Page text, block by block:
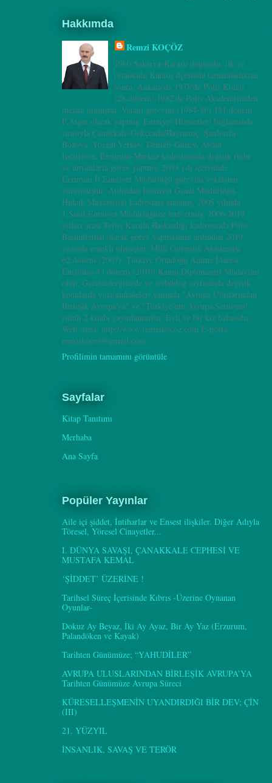
Hakkımda
Remzi KOÇÖZ
1960 Sakarya-Karasu doğumlu, ilk ve
ortaokulu Karasu ilçesinde tamamladıktan
sonra, Ankara’da 1978'de Polis Koleji
(28.dönem),1982'de Polis Akademisinden
mezun olmuştur. Vatani görevini (1984-86) 181.dönem
P.Atgm olarak yapmış. Emniyet Hizmetleri bağlamında
sırasıyla Çanakkale-Gökçeada/Bayramiç, Şanlıurfa-
Bozova, Yozgat-Yerköy, Denizli-Güney, Aydın-
İncirliova, Erzurum-Merkez kadrolarında değişik rütbe
ve unvanlarla görev yapmış; 2003 yılı içerisinde
Erzurum İl Emniyet Müdürlüğü görevini vekâleten
yürütmüştür. Ardından Emniyet Genel Müdürlüğü-
Hukuk Müşavirliği kadrosuna atanmış, 2005 yılında
1.Sınıf Emniyet Müdürlüğüne terfi etmiş; 2006-2019
yılları arası Teftiş Kurulu Başkanlığı kadrosunda Polis
Başmüfettişi olarak görev yapmasının ardından 2019
yazında emekli olmuştur. Milli Güvenlik Akademisi
62.dönem (2007), Türkiye Ortadoğu Amme İdaresi
Enstitüsü 43.dönem (2010) Kamu Diplomasisi Müdavimi
olup; Gazete/dergilerde ve web/blog sayfasında değişik
konularda yazı/makaleleri yanında "Avrupa Uluslarından
Birleşik Avrupa'ya" ve "Türkiye'nin Avrupa Serüveni"
isimli 2 kitabı yayınlanmıştır. Evli ve bir kız babasıdır.
Web sitesi: http://www.remzikocoz.com E-posta:
remzikocoz@gmail.com
Profilimin tamamını görüntüle
Sayfalar
Kitap Tanıtımı
Merhaba
Ana Sayfa
Popüler Yayınlar
Aile içi şiddet, İntiharlar ve Ensest ilişkiler. Diğer Adıyla
Töresel, Yöresel Cinayetler...
I. DÜNYA SAVAŞI, ÇANAKKALE CEPHESİ VE
MUSTAFA KEMAL
‘ŞİDDET’ ÜZERİNE !
Tarihsel Süreç İçerisinde Kıbrıs -Üzerine Oynanan
Oyunlar-
Dokuz Ay Beyaz, İki Ay Ayaz, Bir Ay Yaz (Erzurum,
Palandöken ve Kayak)
Tarihten Günümüze; “YAHUDİLER”
AVRUPA ULUSLARINDAN BİRLEŞİK AVRUPA’YA
Tarihten Günümüze Avrupa Süreci
KÜRESELLEŞMENİN UYANDIRDIĞI BİR DEV; ÇİN
(III)
21. YÜZYIL
İNSANLIK, SAVAŞ VE TERÖR